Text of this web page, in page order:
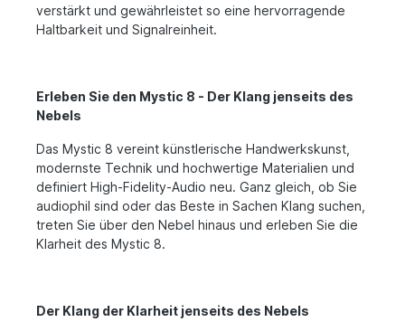
verstärkt und gewährleistet so eine hervorragende
Haltbarkeit und Signalreinheit.
Erleben Sie den Mystic 8 - Der Klang jenseits des
Nebels
Das Mystic 8 vereint künstlerische Handwerkskunst,
modernste Technik und hochwertige Materialien und
definiert High-Fidelity-Audio neu. Ganz gleich, ob Sie
audiophil sind oder das Beste in Sachen Klang suchen,
treten Sie über den Nebel hinaus und erleben Sie die
Klarheit des Mystic 8.
Der Klang der Klarheit jenseits des Nebels